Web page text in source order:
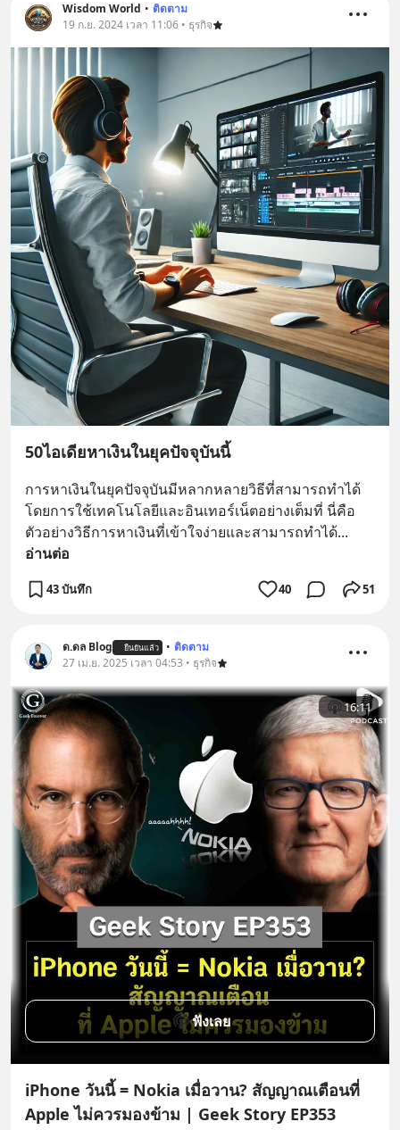
Wisdom World • ติดตาม
19 ก.ย. 2024 เวลา 11:06 • ธุรกิจ
50ไอเดียหาเงินในยุคปัจจุบันนี้
การหาเงินในยุคปัจจุบันมีหลากหลายวิธีที่สามารถทำได้
โดยการใช้เทคโนโลยีและอินเทอร์เน็ตอย่างเต็มที่ นี่คือ
ตัวอย่างวิธีการหาเงินที่เข้าใจง่ายและสามารถทำได้
อ่านต่อ
43 บันทึก 40 51
ด.ดล Blog ยืนยันแล้ว • ติดตาม
27 เม.ย. 2025 เวลา 04:53 • ธุรกิจ
16:11
ฟังเลย
iPhone วันนี้ = Nokia เมื่อวาน? สัญญาณเตือนที่
Apple ไม่ควรมองข้าม | Geek Story EP353